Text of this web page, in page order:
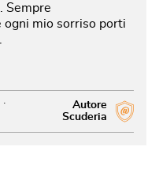
Sempre
ogni mio sorriso porti
Autore
Scuderia